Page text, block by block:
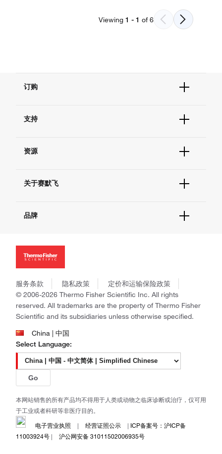
Viewing 1 - 1 of6
订购
订单状态查询
订单支持
现货供应中心
支持
联系我们 - 400 820 8982
查找文件&证书
资源
学习中心
促销
社交媒体
关于赛默飞
招聘
新闻
社会责任
商标
政策和通知
品牌
Applied Biosystems
Ion Torrent
Unity Lab Services
Patheon
服务条款 隐私政策
定价和运输保险政策
© 2006-2026 Thermo Fisher Scientific Inc. All rights
reserved. All trademarks are the property of Thermo Fisher
Scientific and its subsidiaries unless otherwise specified.
China | 中国
Select Language:
Go
本网站销售的所有产品均不得用于人类或动物之临床诊断或治疗，仅可用
于工业或者科研等非医疗目的。
电子营业执照
| 经营证照公示 | ICP备案号：沪ICP备
11003924号 | 沪公网安备 31011502006935号